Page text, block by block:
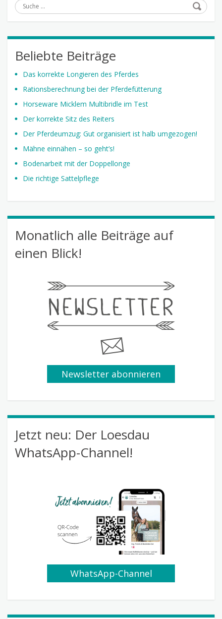
Suche
Beliebte Beiträge
Das korrekte Longieren des Pferdes
Rationsberechnung bei der Pferdefütterung
Horseware Micklem Multibridle im Test
Der korrekte Sitz des Reiters
Der Pferdeumzug: Gut organisiert ist halb umgezogen!
Mähne einnähen – so geht’s!
Bodenarbeit mit der Doppellonge
Die richtige Sattelpflege
Monatlich alle Beiträge auf
einen Blick!
Newsletter abonnieren
Jetzt neu: Der Loesdau
WhatsApp-Channel!
WhatsApp-Channel